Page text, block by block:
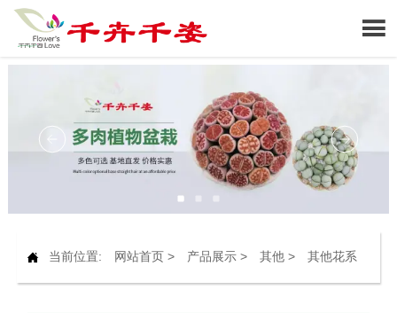

 当前位置: 网站首页> 产品展示> 其他> 其他花系